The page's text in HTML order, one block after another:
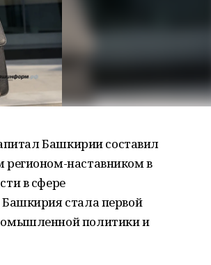
Башкирии составил
наставником в
в сфере
стала первой
политики и